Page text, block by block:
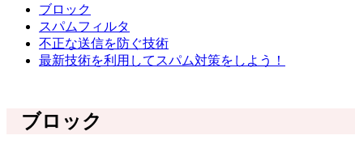
ブロック
スパムフィルタ
不正な送信を防ぐ技術
最新技術を利用してスパム対策をしよう！
ブロック